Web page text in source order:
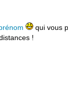
qui vous
!